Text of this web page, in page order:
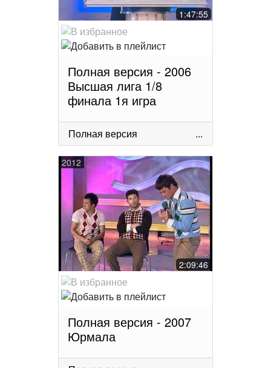
1:47:55
Полная версия - 2006
Высшая лига 1/8
финала 1я игра
Полная версия ...
2012
2:09:46
Полная версия - 2007
Юрмала